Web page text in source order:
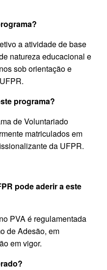
a atividade de base
natureza educacional e
sob orientação e
programa?
de Voluntariado
matriculados em
da UFPR.
pode aderir a este
PVA é regulamentada
de Adesão, em
em vigor.